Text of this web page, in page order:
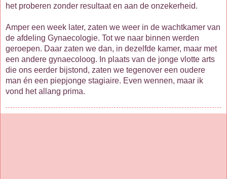
het proberen zonder resultaat en aan de onzekerheid.
Amper een week later, zaten we weer in de wachtkamer van
de afdeling Gynaecologie. Tot we naar binnen werden
geroepen. Daar zaten we dan, in dezelfde kamer, maar met
een andere gynaecoloog. In plaats van de jonge vlotte arts
die ons eerder bijstond, zaten we tegenover een oudere
man én een piepjonge stagiaire. Even wennen, maar ik
vond het allang prima.